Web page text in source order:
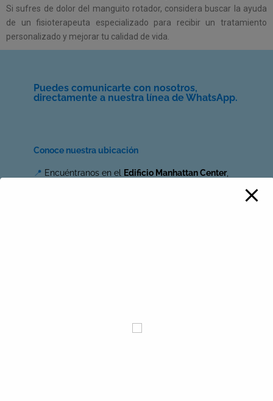
Si sufres de dolor del manguito rotador, considera buscar la ayuda
de un fisioterapeuta especializado para recibir un tratamiento
personalizado y mejorar tu calidad de vida.
Puedes comunicarte con nosotros,
directamente a nuestra línea de WhatsApp.
Conoce nuestra ubicación
📍 Encuéntranos en el Edificio Manhattan Center,